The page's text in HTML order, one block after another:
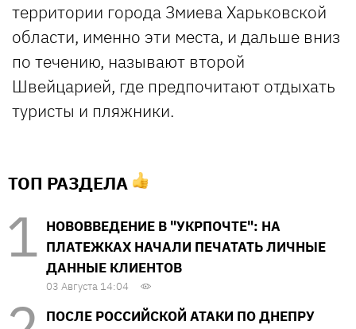
территории города Змиева Харьковской
области, именно эти места, и дальше вниз
по течению, называют второй
Швейцарией, где предпочитают отдыхать
туристы и пляжники.
ТОП РАЗДЕЛА
НОВОВВЕДЕНИЕ В "УКРПОЧТЕ": НА
ПЛАТЕЖКАХ НАЧАЛИ ПЕЧАТАТЬ ЛИЧНЫЕ
ДАННЫЕ КЛИЕНТОВ
03 Августа 14:04
ПОСЛЕ РОССИЙСКОЙ АТАКИ ПО ДНЕПРУ